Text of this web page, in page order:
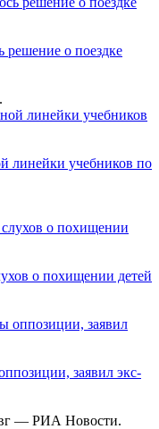
решение о поездке
линейки учебников по
о похищении детей
заявил экс-
— РИА Новости.